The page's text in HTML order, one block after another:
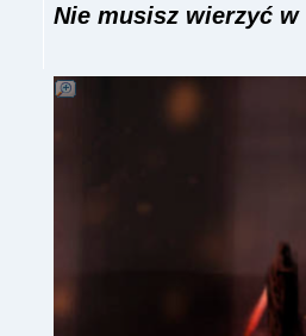
Nie musisz wierzyć